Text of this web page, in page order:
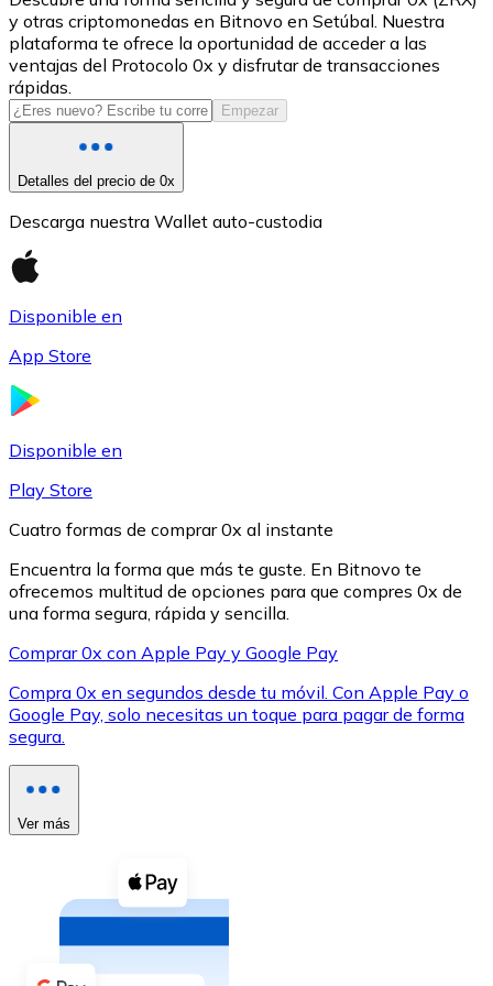
USDC
Litecoin
LTC
Ver todo
Compra criptomonedas con efectivo en tu tienda más
Comprar con efectivo
Transferencia SEPA
Añade fondos a tu cuenta Bitnovo o realiza compras
y otras criptomonedas en Bitnovo en Setúbal. Nuestra
plataforma te ofrece la oportunidad de acceder a las
ventajas del Protocolo 0x y disfrutar de transacciones
rápidas.
Empezar
Detalles del precio de 0x
Descarga nuestra Wallet auto-custodia
Disponible en
App Store
Disponible en
Play Store
Cuatro formas de comprar 0x al instante
Encuentra la forma que más te guste. En Bitnovo te
ofrecemos multitud de opciones para que compres 0x de
una forma segura, rápida y sencilla.
Comprar 0x con Apple Pay y Google Pay
Compra 0x en segundos desde tu móvil. Con Apple Pay o
Google Pay, solo necesitas un toque para pagar de forma
segura.
Ver más